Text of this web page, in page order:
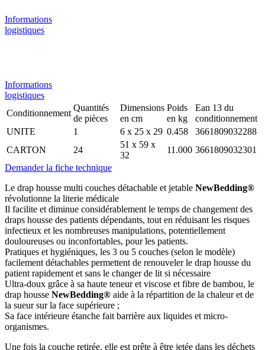
Informations
logistiques
Informations
logistiques
Conditionnement
Quantités
de pièces
Dimensions
en cm
Poids
en kg
Ean 13 du
conditionnement
UNITE
1 6 x 25 x 29 0.458
3661809032288
CARTON
24
51 x 59 x
32
11.000 3661809032301
Demander la fiche technique
Le drap housse multi couches détachable et jetable NewBedding®
révolutionne la literie médicale
Il facilite et diminue considérablement le temps de changement des
draps housse des patients dépendants, tout en réduisant les risques
infectieux et les nombreuses manipulations, potentiellement
douloureuses ou inconfortables, pour les patients.
Pratiques et hygiéniques, les 3 ou 5 couches (selon le modèle)
facilement détachables permettent de renouveler le drap housse du
patient rapidement et sans le changer de lit si nécessaire
Ultra-doux grâce à sa haute teneur et viscose et fibre de bambou, le
drap housse NewBedding® aide à la répartition de la chaleur et de
la sueur sur la face supérieure ;
Sa face intérieure étanche fait barrière aux liquides et micro-
organismes.
Une fois la couche retirée, elle est prête à être jetée dans les déchets